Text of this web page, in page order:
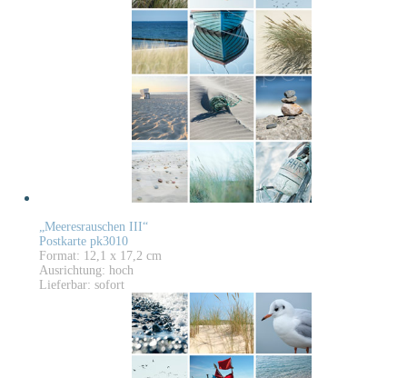
„Meeresrauschen III“
Postkarte pk3010
Format: 12,1 x 17,2 cm
Ausrichtung: hoch
Lieferbar: sofort